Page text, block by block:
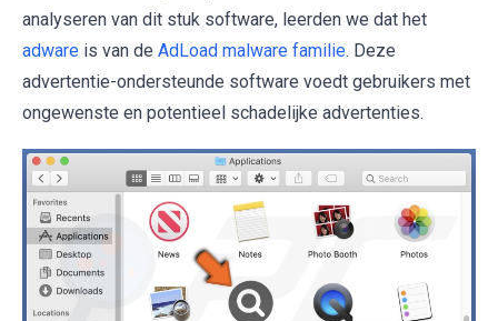
analyseren van dit stuk software, leerden we dat het
adware is van de AdLoad malware familie. Deze
advertentie-ondersteunde software voedt gebruikers met
ongewenste en potentieel schadelijke advertenties.